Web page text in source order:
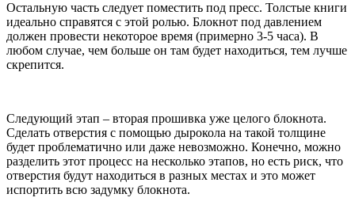
Остальную часть следует поместить под пресс. Толстые книги
идеально справятся с этой ролью. Блокнот под давлением
должен провести некоторое время (примерно 3-5 часа). В
любом случае, чем больше он там будет находиться, тем лучше
скрепится.
Следующий этап – вторая прошивка уже целого блокнота.
Сделать отверстия с помощью дырокола на такой толщине
будет проблематично или даже невозможно. Конечно, можно
разделить этот процесс на несколько этапов, но есть риск, что
отверстия будут находиться в разных местах и это может
испортить всю задумку блокнота.